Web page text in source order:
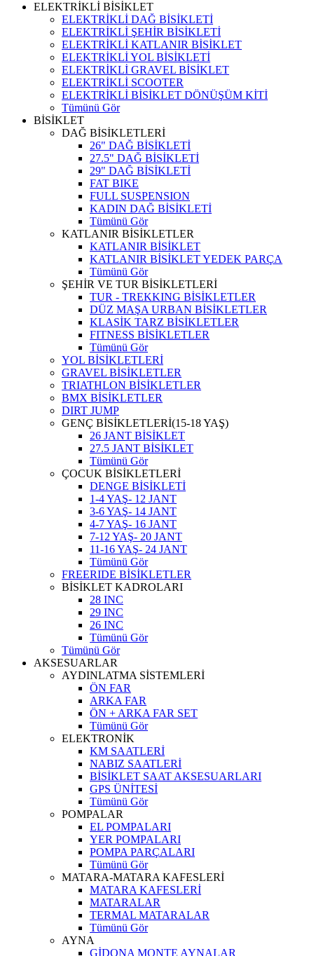
ELEKTRİKLİ BİSİKLET
ELEKTRİKLİ DAĞ BİSİKLETİ
ELEKTRİKLİ ŞEHİR BİSİKLETİ
ELEKTRİKLİ KATLANIR BİSİKLET
ELEKTRİKLİ YOL BİSİKLETİ
ELEKTRİKLİ GRAVEL BİSİKLET
ELEKTRİKLİ SCOOTER
ELEKTRİKLİ BİSİKLET DÖNÜŞÜM KİTİ
Tümünü Gör
BİSİKLET
DAĞ BİSİKLETLERİ
26" DAĞ BİSİKLETİ
27.5" DAĞ BİSİKLETİ
29" DAĞ BİSİKLETİ
FAT BIKE
FULL SUSPENSION
KADIN DAĞ BİSİKLETİ
Tümünü Gör
KATLANIR BİSİKLETLER
KATLANIR BİSİKLET
KATLANIR BİSİKLET YEDEK PARÇA
Tümünü Gör
ŞEHİR VE TUR BİSİKLETLERİ
TUR - TREKKING BİSİKLETLER
DÜZ MAŞA URBAN BİSİKLETLER
KLASİK TARZ BİSİKLETLER
FITNESS BİSİKLETLER
Tümünü Gör
YOL BİSİKLETLERİ
GRAVEL BİSİKLETLER
TRIATHLON BİSİKLETLER
BMX BİSİKLETLER
DIRT JUMP
GENÇ BİSİKLETLERİ(15-18 YAŞ)
26 JANT BİSİKLET
27.5 JANT BİSİKLET
Tümünü Gör
ÇOCUK BİSİKLETLERİ
DENGE BİSİKLETİ
1-4 YAŞ- 12 JANT
3-6 YAŞ- 14 JANT
4-7 YAŞ- 16 JANT
7-12 YAŞ- 20 JANT
11-16 YAŞ- 24 JANT
Tümünü Gör
FREERIDE BİSİKLETLER
BİSİKLET KADROLARI
28 INC
29 INC
26 INC
Tümünü Gör
Tümünü Gör
AKSESUARLAR
AYDINLATMA SİSTEMLERİ
ÖN FAR
ARKA FAR
ÖN + ARKA FAR SET
Tümünü Gör
ELEKTRONİK
KM SAATLERİ
NABIZ SAATLERİ
BİSİKLET SAAT AKSESUARLARI
GPS ÜNİTESİ
Tümünü Gör
POMPALAR
EL POMPALARI
YER POMPALARI
POMPA PARÇALARI
Tümünü Gör
MATARA-MATARA KAFESLERİ
MATARA KAFESLERİ
MATARALAR
TERMAL MATARALAR
Tümünü Gör
AYNA
GİDONA MONTE AYNALAR